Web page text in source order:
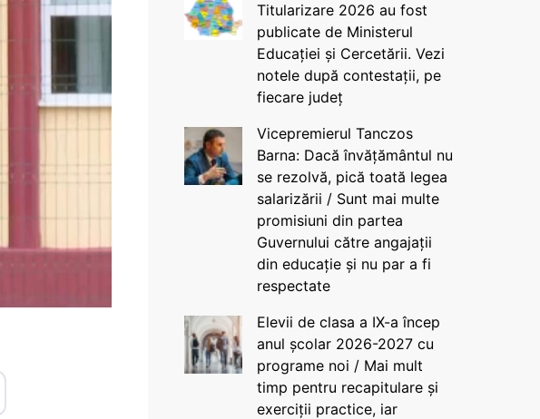
Titularizare 2026 au fost
publicate de Ministerul
Educației și Cercetării. Vezi
notele după contestații, pe
fiecare județ
Vicepremierul Tanczos
Barna: Dacă învățământul nu
se rezolvă, pică toată legea
salarizării / Sunt mai multe
promisiuni din partea
Guvernului către angajații
din educație și nu par a fi
respectate
Elevii de clasa a IX-a încep
anul școlar 2026-2027 cu
programe noi / Mai mult
timp pentru recapitulare și
exerciții practice, iar